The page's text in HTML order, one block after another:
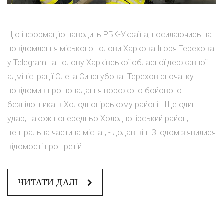
Цю інформацію наводить РБК-Україна, посилаючись на
повідомлення міського голови Харкова Ігоря Терехова
у Telegram та голову Харківської обласної державної
адміністрації Олега Синєгубова. Терехов спочатку
повідомив про попадання ворожого бойового
безпілотника в Холодногірському районі. "Ще один
удар, також попередньо Холодногірський район,
центральна частина міста", - додав він. Згодом з'явилися
відомості про третій...
ЧИТАТИ ДАЛІ